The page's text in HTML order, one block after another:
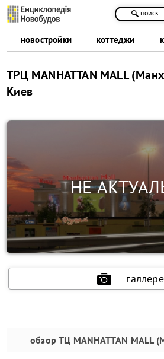
новостройки коттеджи
поиск
ТРЦ MANHATTAN MALL
Киев
обзор ТЦ MANHATTAN MALL